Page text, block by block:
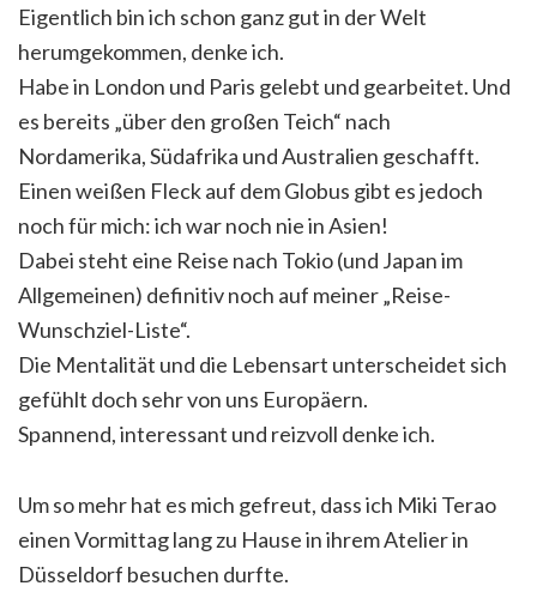
Eigentlich bin ich schon ganz gut in der Welt
herumgekommen, denke ich.
Habe in London und Paris gelebt und gearbeitet. Und
es bereits „über den großen Teich“ nach
Nordamerika, Südafrika und Australien geschafft.
Einen weißen Fleck auf dem Globus gibt es jedoch
noch für mich: ich war noch nie in Asien!
Dabei steht eine Reise nach Tokio (und Japan im
Allgemeinen) definitiv noch auf meiner „Reise-
Wunschziel-Liste“.
Die Mentalität und die Lebensart unterscheidet sich
gefühlt doch sehr von uns Europäern.
Spannend, interessant und reizvoll denke ich.
Um so mehr hat es mich gefreut, dass ich Miki Terao
einen Vormittag lang zu Hause in ihrem Atelier in
Düsseldorf besuchen durfte.